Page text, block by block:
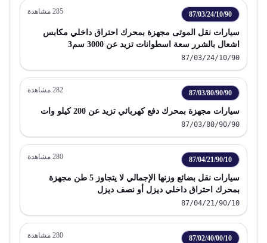
87/03/24/10/90
285 مشاهدة
سيارات نقل الموتى مجهزة بمحرك احتراق داخلي مكابس
اشعال بالشرر سعة اسطوانات تزيد عن 3000 سم3
87/03/24/10/90
87/03/80/90/90
282 مشاهدة
سيارات مجهزة بمحرك دفع كهربائي تزيد عن 200 كيلو وات
87/03/80/90/90
87/04/21/90/10
280 مشاهدة
سيارات نقل بضائع وزنها الإجمالي لا يتجاوز 5 طن مجهزة
بمحرك احتراق داخلي ديزل أو نصف ديزل
87/04/21/90/10
87/02/40/00/10
280 مشاهدة